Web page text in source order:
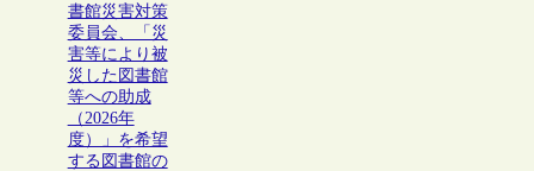
書館災害対策
委員会、「災
害等により被
災した図書館
等への助成
（2026年
度）」を希望
する図書館の